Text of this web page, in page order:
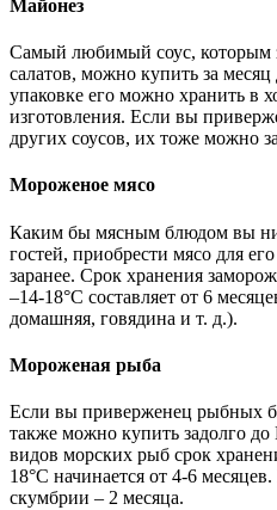
Майонез
Самый любимый соус, которым
салатов, можно купить за
упаковке его можно хранить в
изготовления. Если вы
других соусов, их тоже можно
Мороженое мясо
Каким бы мясным блюдом вы ни
гостей, приобрести мясо для
заранее. Срок хранения
–14-18°С составляет от 6
домашняя, говядина и т. д.).
Мороженая рыба
Если вы приверженец рыбных
также можно купить задолго
видов морских рыб срок
18°С начинается от 4-6
скумбрии – 2 месяца.